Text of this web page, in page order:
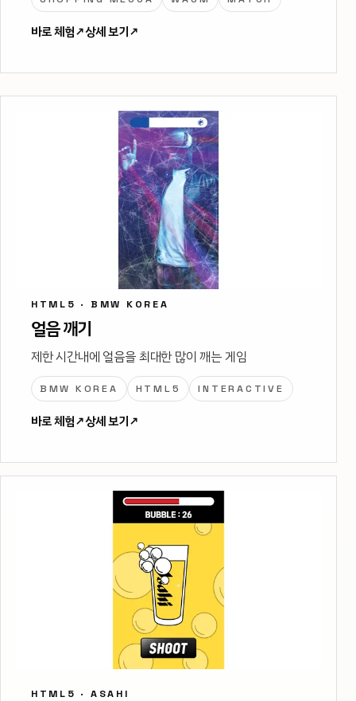
바로 체험↗상세 보기↗
HTML5 · BMW KOREA
얼음 깨기
제한 시간내에 얼음을 최대한 많이 깨는 게임
BMW KOREA HTML5 INTERACTIVE
바로 체험↗상세 보기↗
HTML5 · ASAHI